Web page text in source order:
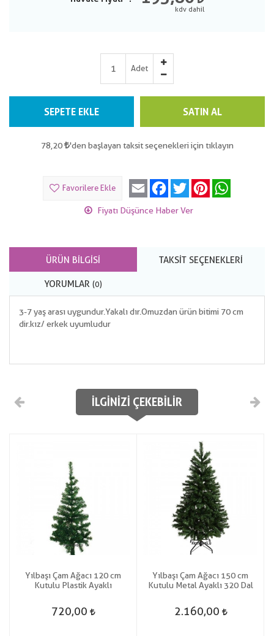
Adet
SEPETE EKLE SATIN AL
78,20 'den başlayan taksit seçenekleri için tıklayın
Favorilere Ekle Email Facebook
Twitter Pinterest
Fiyatı Düşünce Haber Ver
ÜRÜN BILGISI TAKSIT SEÇENEKLERI
YORUMLAR (0)
3-7 yaş arası uygundur.Yakalı dır.Omuzdan ürün bitimi 70 cm
dir.kız/ erkek uyumludur
İLGINIZI ÇEKEBILIR
Yılbaşı Çam Ağacı 120 cm
Kutulu Plastik Ayaklı
720,00
Yılbaşı Çam Ağacı 150 cm
Kutulu Metal Ayaklı 320 Dal
2.160,00